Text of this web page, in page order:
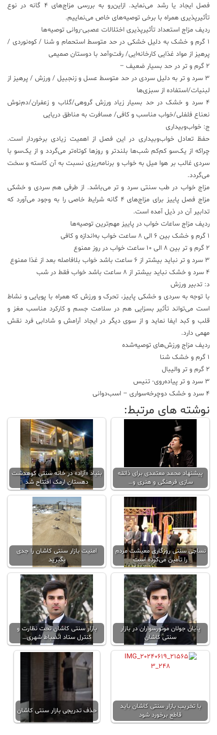
فصل ایجاد یا رشد می‌نماید. ازاین‌رو به بررسی مزاج‌های 4 گانه در نوع
تأثیرپذیری همراه با برخی توصیه‌های خاص می‌نماییم.
ردیف مزاج استعداد تأثیرپذیری اختلالات عصبی-روانی توصیه‌ها
1 گرم و خشک به دلیل خشکی در حد متوسط استحمام و شنا / کوه‌نوردی /
پرهیز از مواد غذایی کارخانه‌ایی/ رفت‌وآمد با دوستان صمیمی
2 گرم و تر در حد بسیار ضعیف –
3 سرد و تر به دلیل سردی در حد متوسط عسل و زنجبیل / ورزش / پرهیز از
لبنیات/استفاده از سبزی‌ها
4 سرد و خشک در حد بسیار زیاد ورزش گروهی/گلاب و زعفران/دم‌نوش
نعناع فلفلی/خواب مناسب و کافی/ مسافرت به مناطق دریایی
ج: خواب‌وبیداری
حفظ تعادل خواب‌وبیداری در این فصل از اهمیت زیادی برخوردار است.
چراکه از یک‌سو کم‌کم شب‌ها بلندتر و روزها کوتاه‌تر می‌گردد و از یک‌سو با
سردی غالب بر هوا میل به خواب و برنامه‌ریزی نسبت به آن کاسته و سخت
می‌گردد.
مزاج خواب در طب سنتی سرد و تر می‌باشد. از طرفی هم سردی و خشکی
مزاج فصل پاییز برای مزاج‌های 4 گانه شرایط خاصی را به وجود می‌آورد که
تدابیر آن در ذیل آمده است.
ردیف مزاج ساعات خواب در پاییز مهم‌ترین توصیه‌ها
1 گرم و خشک بین 6 الی 8 ساعت خواب به‌اندازه و کافی
2 گرم و تر بین 8 الی 10 ساعت خواب در روز ممنوع
3 سرد و تر نباید بیشتر از 6 ساعت باشد خواب بلافاصله بعد از غذا ممنوع
4 سرد و خشک نباید بیشتر از 8 ساعت باشد خواب فقط در شب
د: تدبیر ورزش
با توجه به سردی و خشکی پاییز، تحرک و ورزش که همراه با پویایی و نشاط
است می‌تواند تأثیر بسزایی هم در سلامت جسم و کارکرد مناسب مغز و
قلب و کبد ایفا نماید و از سوی دیگر در ایجاد آرامش و شادابی فرد نقش
مهمی دارد.
ردیف مزاج ورزش‌های توصیه‌شده
1 گرم و خشک شنا
2 گرم و تر والیبال
3 سرد و تر پیاده‌روی- تنیس
4 سرد و خشک دوچرخه‌سواری – اسب‌دوانی
نوشته های مرتبط:
پیشنهاد محمد معتمدی برای ذائقه
سازی فرهنگی و هنری و…
بنیاد «آزاد» در خانه سنتی کوهدشت
دهستان ارمک افتتاح شد
نساجی سنتی روزگاری معیشت مردم
را تأمین می‌کرده است
امنیت بازار سنتی کاشان را جدی
بگیرید
پایان جولان موتورسواران در بازار
سنتی کاشان
بازار سنتی کاشان تحت نظارت و
کنترل ستاد انضباط شهری…
با تخریب بازار سنتی کاشان باید
قاطع برخورد شود
حذف تدریجی بازار سنتی کاشان